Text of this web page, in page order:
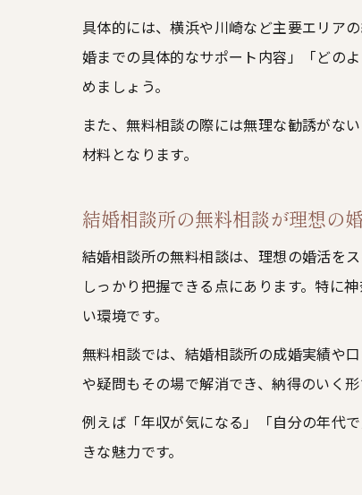
具体的には、横浜や川崎など主要エリア
婚までの具体的なサポート内容」「どの
めましょう。
また、無料相談の際には無理な勧誘がな
材料となります。
結婚相談所の無料相談が理想の
結婚相談所の無料相談は、理想の婚活を
しっかり把握できる点にあります。特に
い環境です。
無料相談では、結婚相談所の成婚実績や
や疑問もその場で解消でき、納得のいく
例えば「年収が気になる」「自分の年代
きな魅力です。